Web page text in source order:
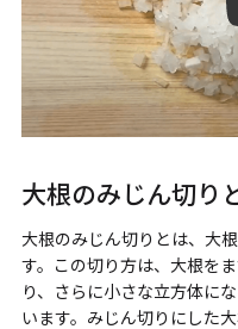
大根のみじん切り
大根のみじん切りとは、大
す。この切り方は、大根を
り、さらに小さな立方体に
います。みじん切りにした